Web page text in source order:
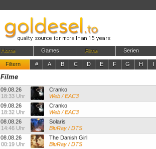
Home Games Filme Serien
Filtern # A B C D E F G H I
Filme
09.08.26
18:33 Uhr
Cranko
Web / EAC3
09.08.26
18:32 Uhr
Cranko
Web / EAC3
08.08.26
14:46 Uhr
Solaris
BluRay / DTS
08.08.26
00:19 Uhr
The Danish Girl
BluRay / DTS